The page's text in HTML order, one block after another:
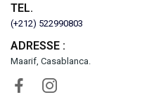
TEL.
(+212) 522990803
ADRESSE :
Maarif, Casablanca.